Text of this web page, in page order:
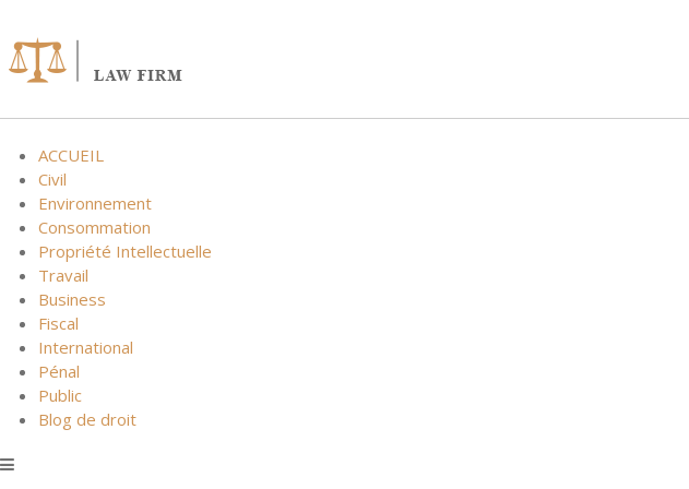
content
ACCUEIL
Civil
Environnement
Consommation
Propriété Intellectuelle
Travail
Business
Fiscal
International
Pénal
Public
Blog de droit